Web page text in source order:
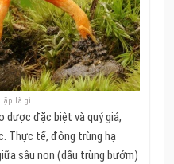
lặp là gì
đặc biệt và quý giá,
Thực tế, đông trùng hạ
sâu non (dấu trùng bướm)